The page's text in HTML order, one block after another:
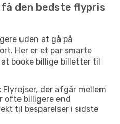
den bedste flypris
uden at gå på
Her er et par smarte
booke billige billetter til
Flyrejser, der afgår mellem
ofte billigere end
til besparelser i sidste